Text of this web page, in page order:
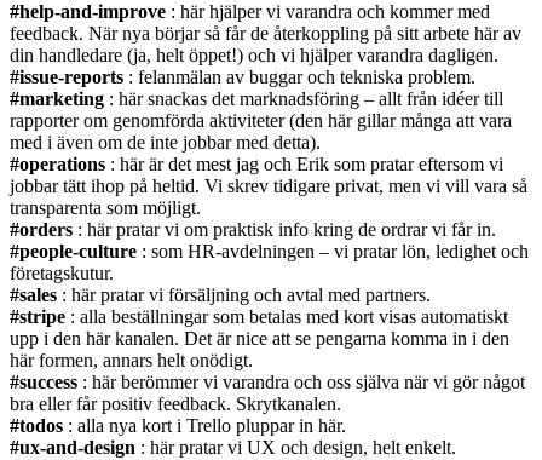
#help-and-improve : här hjälper vi varandra och kommer med
feedback. När nya börjar så får de återkoppling på sitt arbete här av
din handledare (ja, helt öppet!) och vi hjälper varandra dagligen.
#issue-reports : felanmälan av buggar och tekniska problem.
#marketing : här snackas det marknadsföring – allt från idéer till
rapporter om genomförda aktiviteter (den här gillar många att vara
med i även om de inte jobbar med detta).
#operations : här är det mest jag och Erik som pratar eftersom vi
jobbar tätt ihop på heltid. Vi skrev tidigare privat, men vi vill vara så
transparenta som möjligt.
#orders : här pratar vi om praktisk info kring de ordrar vi får in.
#people-culture : som HR-avdelningen – vi pratar lön, ledighet och
företagskutur.
#sales : här pratar vi försäljning och avtal med partners.
#stripe : alla beställningar som betalas med kort visas automatiskt
upp i den här kanalen. Det är nice att se pengarna komma in i den
här formen, annars helt onödigt.
#success : här berömmer vi varandra och oss själva när vi gör något
bra eller får positiv feedback. Skrytkanalen.
#todos : alla nya kort i Trello pluppar in här.
#ux-and-design : här pratar vi UX och design, helt enkelt.